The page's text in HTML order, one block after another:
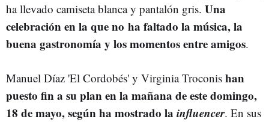
ha llevado camiseta blanca y pantalón gris. Una
celebración en la que no ha faltado la música, la
buena gastronomía y los momentos entre amigos.
Manuel Díaz 'El Cordobés' y Virginia Troconis han
puesto fin a su plan en la mañana de este domingo,
18 de mayo, según ha mostrado la influencer. En sus